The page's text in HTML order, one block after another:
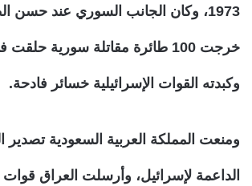
1973، وكان الجانب السوري عند حسن
خرجت 100 طائرة مقاتلة سورية
وكبدته القوات الإسرائيلية خسائر فادحة.
ومنعت المملكة العربية السعودية تصدير
الداعمة لإسرائيل، وأرسلت العراق قوات